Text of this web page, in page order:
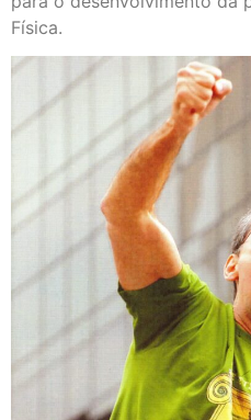
Física.